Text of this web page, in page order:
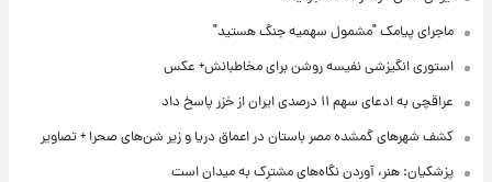
ماجرای پیامک "مشمول سهمیه جنگ هستید"
استوری انگیزشی نفیسه روشن برای مخاطبانش+ عکس
عراقچی به ادعای سهم ۱۱ درصدی ایران از خزر پاسخ داد
کشف شهرهای گمشده مصر باستان در اعماق دریا و زیر شن‌های صحرا + تصاویر
پزشکیان: هنر، آوردن نگاه‌های مشترک به میدان است